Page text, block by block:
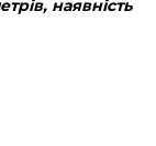
наявність